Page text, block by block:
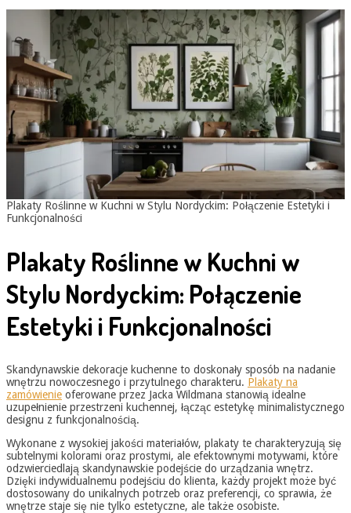
Plakaty Roślinne w Kuchni w Stylu Nordyckim: Połączenie Estetyki i
Funkcjonalności
Plakaty Roślinne w Kuchni w
Stylu Nordyckim: Połączenie
Estetyki i Funkcjonalności
Skandynawskie dekoracje kuchenne to doskonały sposób na nadanie
wnętrzu nowoczesnego i przytulnego charakteru. Plakaty na
zamówienie oferowane przez Jacka Wildmana stanowią idealne
uzupełnienie przestrzeni kuchennej, łącząc estetykę minimalistycznego
designu z funkcjonalnością.
Wykonane z wysokiej jakości materiałów, plakaty te charakteryzują się
subtelnymi kolorami oraz prostymi, ale efektownymi motywami, które
odzwierciedlają skandynawskie podejście do urządzania wnętrz.
Dzięki indywidualnemu podejściu do klienta, każdy projekt może być
dostosowany do unikalnych potrzeb oraz preferencji, co sprawia, że
wnętrze staje się nie tylko estetyczne, ale także osobiste.